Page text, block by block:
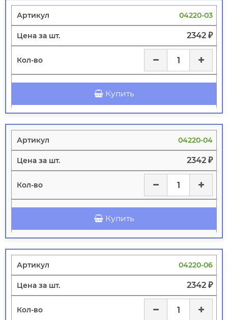
04220-03
2342 ₽
Купить
04220-04
2342 ₽
Купить
04220-06
2342 ₽